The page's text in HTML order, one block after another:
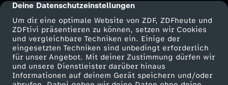
cmp-dialog-description
Deine Datenschutzeinstellungen
Um dir eine optimale Website von ZDF, ZDFheute und
ZDFtivi präsentieren zu können, setzen wir Cookies
und vergleichbare Techniken ein. Einige der
eingesetzten Techniken sind unbedingt erforderlich
für unser Angebot. Mit deiner Zustimmung dürfen wir
und unsere Dienstleister darüber hinaus
Informationen auf deinem Gerät speichern und/oder
i
e
n
Mehr ZDF
ZDF-Apps
Service
ZDFmitreden